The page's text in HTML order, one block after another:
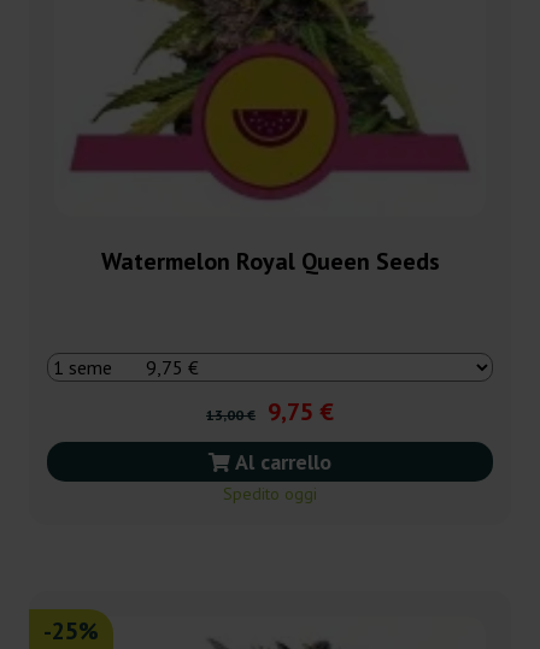
Watermelon Royal Queen Seeds
13,00 € 9,75 €
Al carrello
Spedito oggi
-25%